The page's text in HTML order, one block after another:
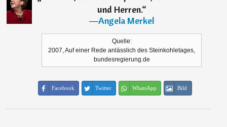
und Herren.“
―Angela Merkel
Quelle:
2007, Auf einer Rede anlässlich des Steinkohletages,
bundesregierung.de
Facebook Twitter WhatsApp Bild